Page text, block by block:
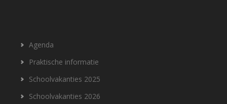
Agenda
Praktische informatie
Schoolvakanties 2025
Schoolvakanties 2026